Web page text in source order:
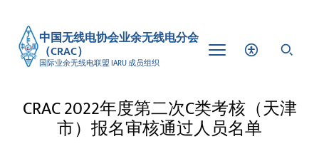
中国无线电协会业余无线电分会
（CRAC）
国际业余无线电联盟 IARU 成员组织
CRAC 2022年度第二次C类考核（天津
市）报名审核通过人员名单